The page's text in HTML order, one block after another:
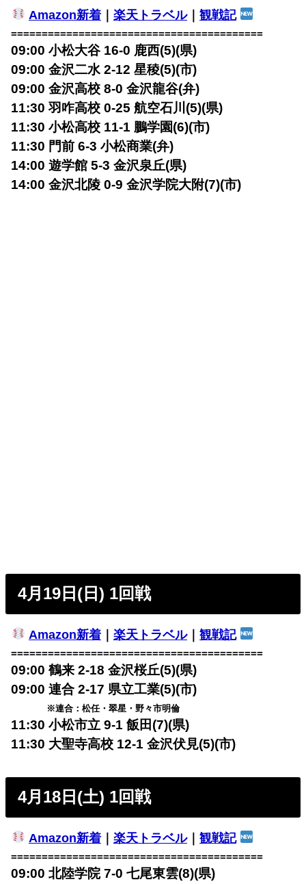
Amazon新着｜ 楽天トラベル｜ 観戦記
=========================================
09:00 小松大谷 16-0 鹿西(5)(県)
09:00 金沢二水 2-12 星稜(5)(市)
09:00 金沢高校 8-0 金沢龍谷(弁)
11:30 羽咋高校 0-25 航空石川(5)(県)
11:30 小松高校 11-1 鵬学園(6)(市)
11:30 門前 6-3 小松商業(弁)
14:00 遊学館 5-3 金沢泉丘(県)
14:00 金沢北陵 0-9 金沢学院大附(7)(市)
4月19日(日) 1回戦
Amazon新着｜ 楽天トラベル｜ 観戦記
=========================================
09:00 鶴来 2-18 金沢桜丘(5)(県)
09:00 連合 2-17 県立工業(5)(市)
※連合：松任・翠星・野々市明倫
11:30 小松市立 9-1 飯田(7)(県)
11:30 大聖寺高校 12-1 金沢伏見(5)(市)
4月18日(土) 1回戦
Amazon新着｜ 楽天トラベル｜ 観戦記
=========================================
09:00 北陸学院 7-0 七尾東雲(8)(県)